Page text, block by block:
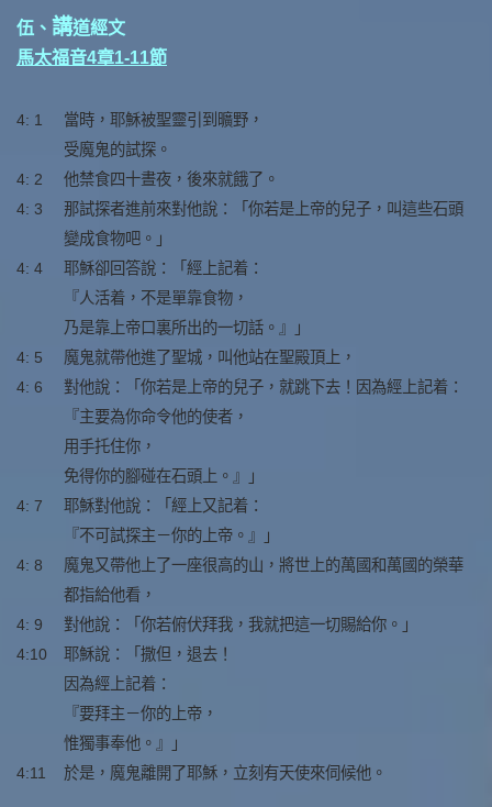
伍、 講道經文
馬太福音4章1-11節
4: 1
當時，耶穌被聖靈引到曠野，
受魔鬼的試探。
4: 2
他禁食四十晝夜，後來就餓了。
4: 3
那試探者進前來對他說：「你若是上帝的兒子，叫這些石頭
變成食物吧。」
4: 4
耶穌卻回答說：「經上記着：
『人活着，不是單靠食物，
乃是靠上帝口裏所出的一切話。』」
4: 5
魔鬼就帶他進了聖城，叫他站在聖殿頂上，
4: 6
對他說：「你若是上帝的兒子，就跳下去！因為經上記着：
『主要為你命令他的使者，
用手托住你，
免得你的腳碰在石頭上。』」
4: 7
耶穌對他說：「經上又記着：
『不可試探主－你的上帝。』」
4: 8
魔鬼又帶他上了一座很高的山，將世上的萬國和萬國的榮華
都指給他看，
4: 9
對他說：「你若俯伏拜我，我就把這一切賜給你。」
4:10
耶穌說：「撒但，退去！
因為經上記着：
『要拜主－你的上帝，
惟獨事奉他。』」
4:11
於是，魔鬼離開了耶穌，立刻有天使來伺候他。